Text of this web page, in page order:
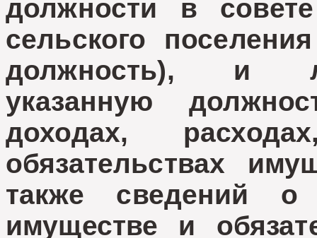
должности в совете
сельского
должность), и
указанную
доходах,
обязательствах
также сведений о
имуществе и